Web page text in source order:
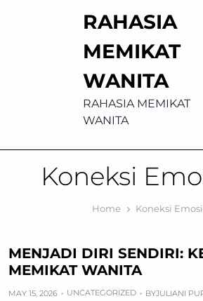
RAHASIA
MEMIKAT
WANITA
RAHASIA MEMIKAT
WANITA
Koneksi
Home Koneksi
MENJADI DIRI SENDIRI:
MEMIKAT WANITA
MAY 15, 2026 UNCATEGORIZED BYJULIANI